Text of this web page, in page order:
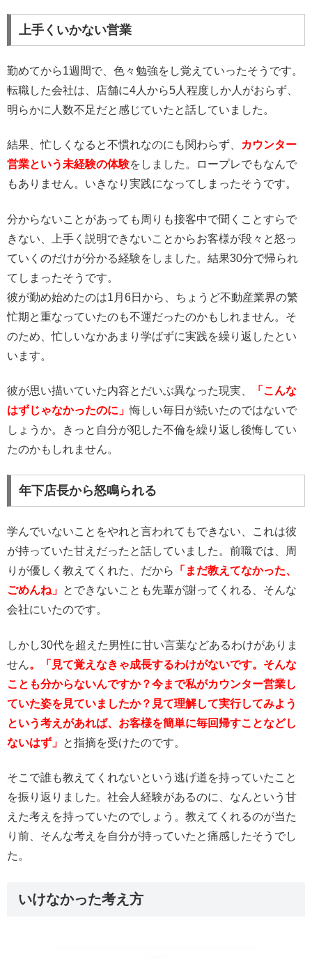
上手くいかない営業
勤めてから1週間で、色々勉強をし覚えていったそうです。
転職した会社は、店舗に4人から5人程度しか人がおらず、
明らかに人数不足だと感じていたと話していました。
結果、忙しくなると不慣れなのにも関わらず、
カウンター
営業という未経験の体験をしました。ロープレでもなんで
もありません。いきなり実践になってしまったそうです。
分からないことがあっても周りも接客中で聞くことすらで
きない、上手く説明できないことからお客様が段々と怒っ
ていくのだけが分かる経験をしました。結果30分で帰られ
てしまったそうです。
彼が勤め始めたのは1月6日から、ちょうど不動産業界の繁
忙期と重なっていたのも不運だったのかもしれません。そ
のため、忙しいなかあまり学ばずに実践を繰り返したとい
います。
彼が思い描いていた内容とだいぶ異なった現実、
「こんな
はずじゃなかったのに」悔しい毎日が続いたのではないで
しょうか。きっと自分が犯した不倫を繰り返し後悔してい
たのかもしれません。
年下店長から怒鳴られる
学んでいないことをやれと言われてもできない、これは彼
が持っていた甘えだったと話していました。前職では、周
りが優しく教えてくれた、だから
「まだ教えてなかった、
ごめんね」 とできないことも先輩が謝ってくれる、そんな
会社にいたのです。
しかし30代を超えた男性に甘い言葉などあるわけがありま
せん。「見て覚えなきゃ成長するわけがないです。そんな
ことも分からないんですか？今まで私がカウンター営業し
ていた姿を見ていましたか？見て理解して実行してみよう
という考えがあれば、お客様を簡単に毎回帰すことなどし
ないはず」 と指摘を受けたのです。
そこで誰も教えてくれないという逃げ道を持っていたこと
を振り返りました。社会人経験があるのに、なんという甘
えた考えを持っていたのでしょう。教えてくれるのが当た
り前、そんな考えを自分が持っていたと痛感したそうでし
た。
いけなかった考え方